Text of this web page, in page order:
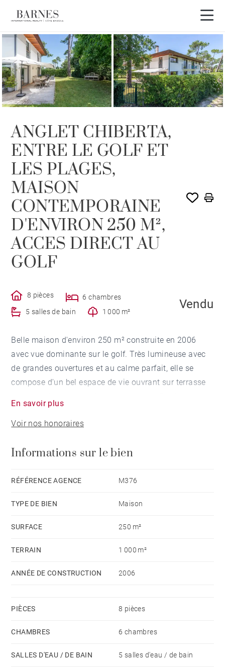
VENDU PAR BARNES
ANGLET CHIBERTA,
ENTRE LE GOLF ET
LES PLAGES,
MAISON
CONTEMPORAINE
D'ENVIRON 250 M²,
ACCES DIRECT AU
GOLF
8 pièces
6 chambres
5 salles de bain
1 000 m²
Vendu
Belle maison d'environ 250 m² construite en 2006
avec vue dominante sur le golf. Très lumineuse avec
de grandes ouvertures et au calme parfait, elle se
compose d'un bel espace de vie ouvrant sur terrasse
bains. Tout a été conçu pour un confort de vie absolu.
Matériaux de grande qualité. Terrain sans aucun vis-
En savoir plus
Voir nos honoraires
Informations sur le bien
RÉFÉRENCE AGENCE M376
TYPE DE BIEN Maison
SURFACE 250 m²
TERRAIN 1 000 m²
ANNÉE DE CONSTRUCTION 2006
PIÈCES 8 pièces
CHAMBRES 6 chambres
SALLES D'EAU / DE BAIN 5 salles d'eau / de bain